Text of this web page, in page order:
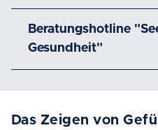
Beratungshotline
Gesundheit"
Das Zeigen von